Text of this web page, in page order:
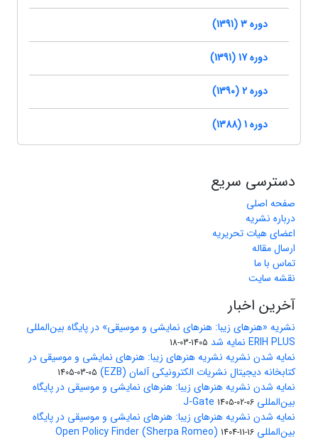
دوره 3 (1391)
دوره 17 (1391)
دوره 2 (1390)
دوره 1 (1388)
دسترسی سریع
صفحه اصلی
درباره نشریه
اعضای هیات تحریریه
ارسال مقاله
تماس با ما
نقشه سایت
آخرین اخبار
نشریه «هنرهای زیبا: هنرهای نمایشی و موسیقی» در پایگاه بین‌المللی
ERIH PLUS نمایه شد
1405-03-18
نمایه شدن نشریه نشریه هنرهای زیبا: هنرهای نمایشی و موسیقی در
کتابخانه دیجیتال نشریات الکترونیکی آلمان (EZB)
1405-03-05
نمایه شدن نشریه هنرهای زیبا: هنرهای نمایشی و موسیقی در پایگاه
بین‌المللی J-Gate 1405-02-06
نمایه شدن نشریه هنرهای زیبا: هنرهای نمایشی و موسیقی در پایگاه
بین‌المللی Open Policy Finder (Sherpa Romeo) 1404-11-16